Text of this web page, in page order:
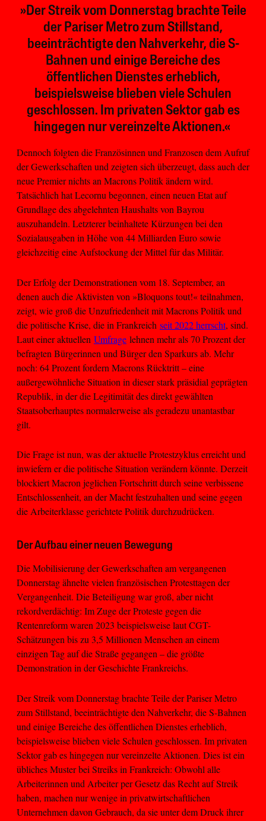
»Der Streik vom Donnerstag brachte Teile
der Pariser Metro zum Stillstand,
beeinträchtigte den Nahverkehr, die S-
Bahnen und einige Bereiche des
öffentlichen Dienstes erheblich,
beispielsweise blieben viele Schulen
geschlossen. Im privaten Sektor gab es
hingegen nur vereinzelte Aktionen.«
Dennoch folgten die Französinnen und Franzosen dem Aufruf
der Gewerkschaften und zeigten sich überzeugt, dass auch der
neue Premier nichts an Macrons Politik ändern wird.
Tatsächlich hat Lecornu begonnen, einen neuen Etat auf
Grundlage des abgelehnten Haushalts von Bayrou
auszuhandeln. Letzterer beinhaltete Kürzungen bei den
Sozialausgaben in Höhe von 44 Milliarden Euro sowie
gleichzeitig eine Aufstockung der Mittel für das Militär.
Der Erfolg der Demonstrationen vom 18. September, an
denen auch die Aktivisten von »Bloquons tout!« teilnahmen,
zeigt, wie groß die Unzufriedenheit mit Macrons Politik und
die politische Krise, die in Frankreich seit 2022 herrscht, sind.
Laut einer aktuellen Umfrage lehnen mehr als 70 Prozent der
befragten Bürgerinnen und Bürger den Sparkurs ab. Mehr
noch: 64 Prozent fordern Macrons Rücktritt – eine
außergewöhnliche Situation in dieser stark präsidial geprägten
Republik, in der die Legitimität des direkt gewählten
Staatsoberhauptes normalerweise als geradezu unantastbar
gilt.
Die Frage ist nun, was der aktuelle Protestzyklus erreicht und
inwiefern er die politische Situation verändern könnte. Derzeit
blockiert Macron jeglichen Fortschritt durch seine verbissene
Entschlossenheit, an der Macht festzuhalten und seine gegen
die Arbeiterklasse gerichtete Politik durchzudrücken.
Der Aufbau einer neuen Bewegung
Die Mobilisierung der Gewerkschaften am vergangenen
Donnerstag ähnelte vielen französischen Protesttagen der
Vergangenheit. Die Beteiligung war groß, aber nicht
rekordverdächtig: Im Zuge der Proteste gegen die
Rentenreform waren 2023 beispielsweise laut CGT-
Schätzungen bis zu 3,5 Millionen Menschen an einem
einzigen Tag auf die Straße gegangen – die größte
Demonstration in der Geschichte Frankreichs.
Der Streik vom Donnerstag brachte Teile der Pariser Metro
zum Stillstand, beeinträchtigte den Nahverkehr, die S-Bahnen
und einige Bereiche des öffentlichen Dienstes erheblich,
beispielsweise blieben viele Schulen geschlossen. Im privaten
Sektor gab es hingegen nur vereinzelte Aktionen. Dies ist ein
übliches Muster bei Streiks in Frankreich: Obwohl alle
Arbeiterinnen und Arbeiter per Gesetz das Recht auf Streik
haben, machen nur wenige in privatwirtschaftlichen
Unternehmen davon Gebrauch, da sie unter dem Druck ihrer